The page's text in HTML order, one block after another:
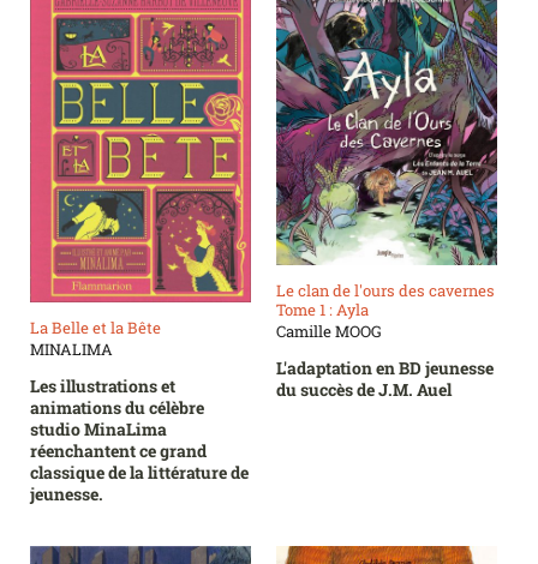
La Belle et la Bête
MINALIMA
Les illustrations et
animations du célèbre
studio MinaLima
réenchantent ce grand
classique de la littérature de
jeunesse.
Le clan de l'ours des cavernes
Tome 1 : Ayla
Camille MOOG
L'adaptation en BD jeunesse
du succès de J.M. Auel